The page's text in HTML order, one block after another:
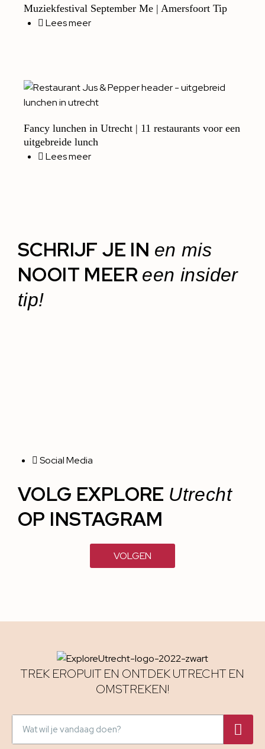
Muziekfestival September Me | Amersfoort Tip
Lees meer
Fancy lunchen in Utrecht | 11 restaurants voor een
uitgebreide lunch
Lees meer
SCHRIJF JE IN en mis
NOOIT MEER een insider
tip!
Social Media
VOLG EXPLORE Utrecht
OP INSTAGRAM
VOLGEN
TREK EROPUIT EN ONTDEK UTRECHT EN
OMSTREKEN!